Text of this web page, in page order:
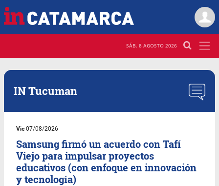
SÁB. 8 AGOSTO 2026
IN Tucuman
Vie07/08/2026
Samsung firmó un acuerdo con Tafí
Viejo para impulsar proyectos
educativos (con enfoque en innovación
y tecnología)